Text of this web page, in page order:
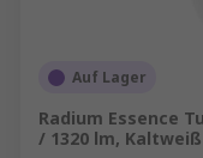
Auf Lager
Radium Essence
/ 1320 lm, Kaltweiß